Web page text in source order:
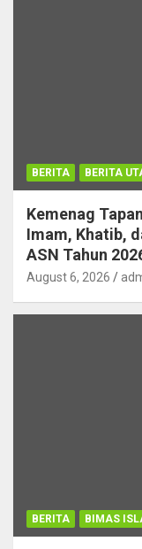
BERITA BERITA
Kemenag
Imam, Khatib,
ASN Tahun
August 6, 2026
BERITA BIMAS